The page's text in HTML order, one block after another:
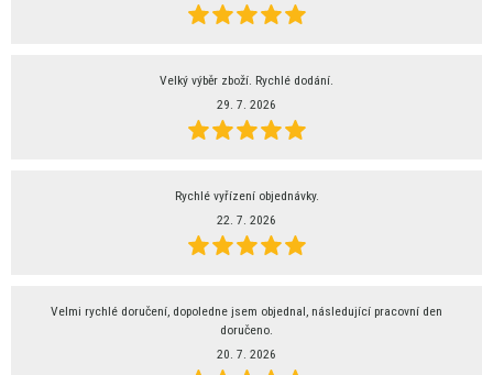
Velký výběr zboží. Rychlé dodání.
29. 7. 2026
Rychlé vyřízení objednávky.
22. 7. 2026
Velmi rychlé doručení, dopoledne jsem objednal, následující pracovní den
doručeno.
20. 7. 2026